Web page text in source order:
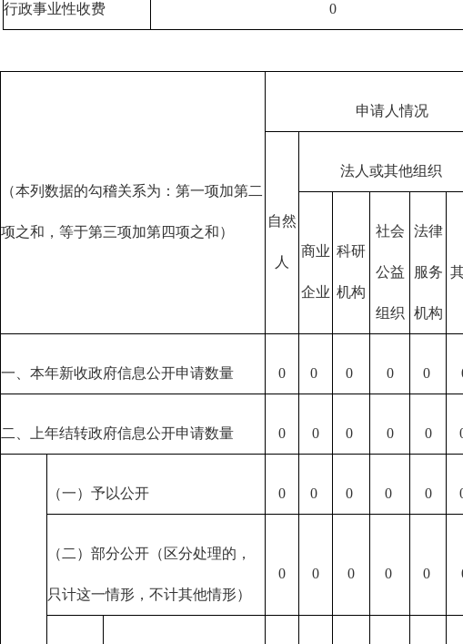
行政事业性收费 0
（本列数据的勾稽关系为：第一项加第二
项之和，等于第三项加第四项之和）
申请人情况
自然
人
法人或其他组织
商业
企业
科研
机构
社会
公益
组织
法律
服务
机构
一、本年新收政府信息公开申请数量 0 0 0 0 0
二、上年结转政府信息公开申请数量 0 0 0 0 0
（一）予以公开 0 0 0 0 0
（二）部分公开（区分处理的，
只计这一情形，不计其他情形）
0 0 0 0 0